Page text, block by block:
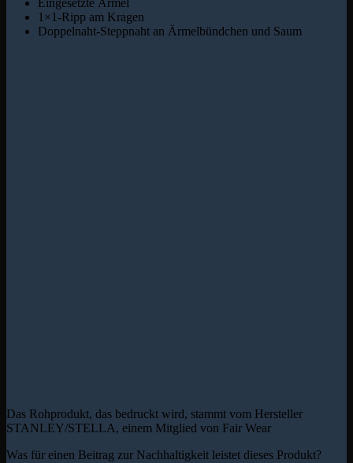
Eingesetzte Ärmel
1×1-Ripp am Kragen
Doppelnaht-Steppnaht an Ärmelbündchen und Saum
Das Rohprodukt, das bedruckt wird, stammt vom Hersteller
STANLEY/STELLA, einem Mitglied von Fair Wear
Was für einen Beitrag zur Nachhaltigkeit leistet dieses Produkt?